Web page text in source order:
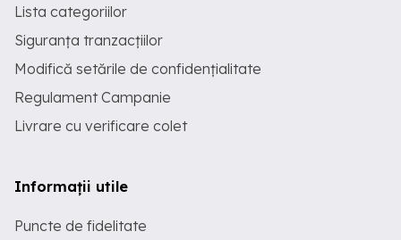
Lista categoriilor
Siguranța tranzacțiilor
Modifică setările de confidențialitate
Regulament Campanie
Livrare cu verificare colet
Informații utile
Puncte de fidelitate